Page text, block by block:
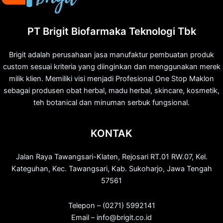
PT Brigit Biofarmaka Teknologi Tbk
Brigit adalah perusahaan jasa manufaktur pembuatan produk
custom sesuai kriteria yang diinginkan dan menggunakan merek
milik klien. Memiliki visi menjadi Profesional One Stop Maklon
sebagai produsen obat herbal, madu herbal, skincare, kosmetik,
teh botanical dan minuman serbuk fungsional.
KONTAK
Jalan Raya Tawangsari-Klaten, Rejosari RT.01 RW.07, Kel.
Kateguhan, Kec. Tawangsari, Kab. Sukoharjo, Jawa Tengah
57561
Telepon – (0271) 5992141
Email – info@brigit.co.id